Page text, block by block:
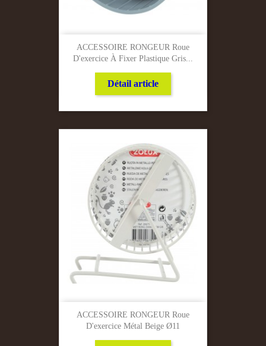
ACCESSOIRE RONGEUR Roue
D'exercice À Fixer Plastique Gris...
Détail article
ACCESSOIRE RONGEUR Roue
D'exercice Métal Beige Ø11